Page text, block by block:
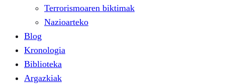
Terrorismoaren biktimak
Nazioarteko
Blog
Kronologia
Biblioteka
Argazkiak